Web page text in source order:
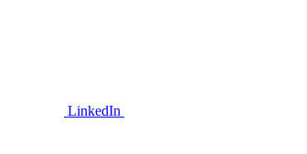
LinkedIn